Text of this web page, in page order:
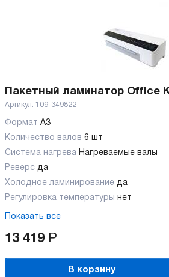
Пакетный ламинатор Office
Артикул: 109-349822
Формат A3
Количество валов 6 шт
Cистема нагрева Нагреваемые валы
Реверс да
Холодное ламинирование да
Регулировка температуры нет
Показать все
13 419 Р
В корзину